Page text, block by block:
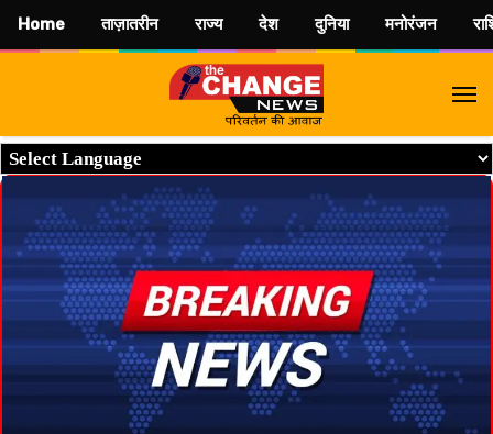
Home ताज़ातरीन राज्य देश दुनिया मनोरंजन